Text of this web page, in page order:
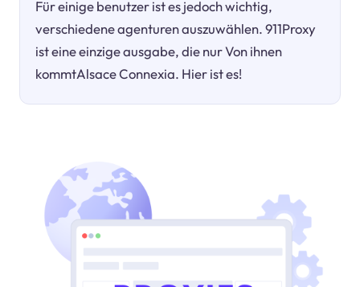
Für einige benutzer ist es jedoch wichtig,
verschiedene agenturen auszuwählen. 911Proxy
ist eine einzige ausgabe, die nur Von ihnen
kommtAlsace Connexia. Hier ist es!